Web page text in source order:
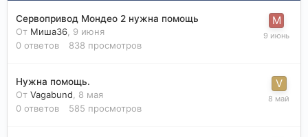
Сервопривод Мондео 2 нужна помощь
От Миша36 9 июня
0 ответов 838 просмотров
Нужна помощь.
От Vagabund
8 мая
0 ответов 585 просмотров